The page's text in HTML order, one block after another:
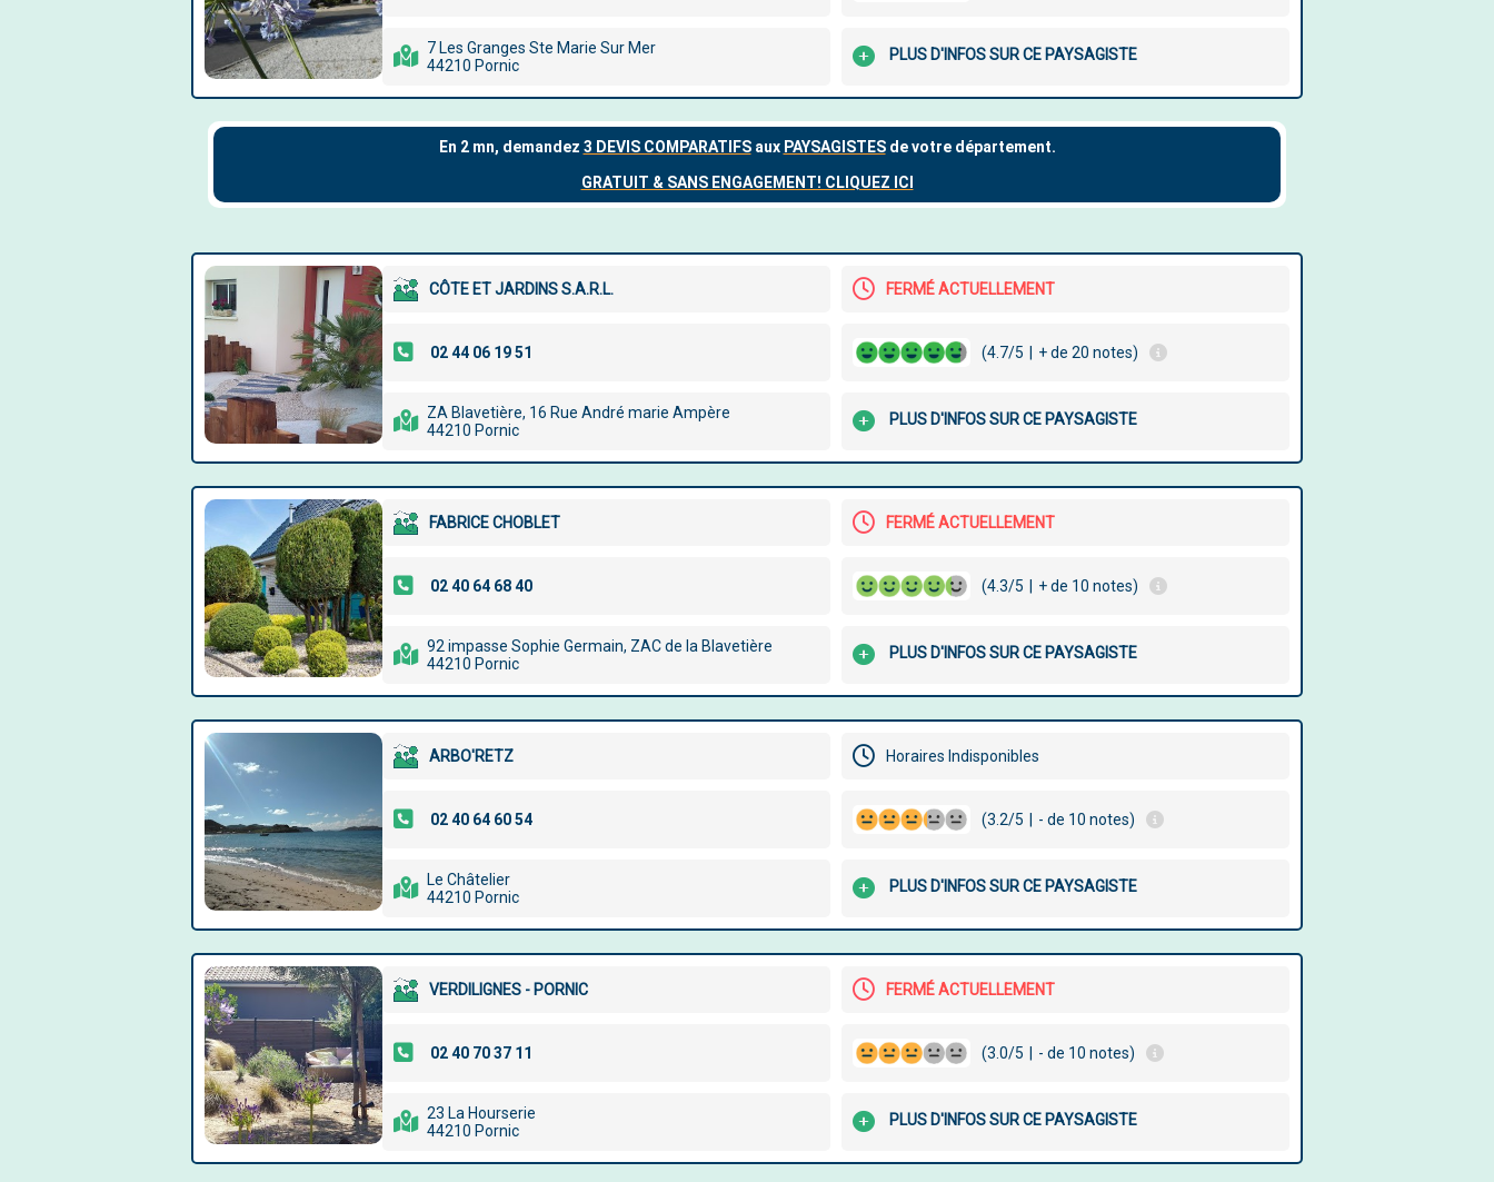
7 Les Granges Ste Marie Sur Mer
44210 Pornic
PLUS D'INFOS SUR CE PAYSAGISTE
CÔTE ET JARDINS S.A.R.L. FERMÉ ACTUELLEMENT
(4.7/5 + de 20 notes)
ZA Blavetière, 16 Rue André marie Ampère
44210 Pornic
PLUS D'INFOS SUR CE PAYSAGISTE
FABRICE CHOBLET FERMÉ ACTUELLEMENT
(4.3/5 + de 10 notes)
92 impasse Sophie Germain, ZAC de la Blavetière
44210 Pornic
PLUS D'INFOS SUR CE PAYSAGISTE
ARBO'RETZ Horaires Indisponibles
(3.2/5 - de 10 notes)
Le Châtelier
44210 Pornic
PLUS D'INFOS SUR CE PAYSAGISTE
VERDILIGNES - PORNIC FERMÉ ACTUELLEMENT
(3.0/5 - de 10 notes)
23 La Hourserie
44210 Pornic
PLUS D'INFOS SUR CE PAYSAGISTE